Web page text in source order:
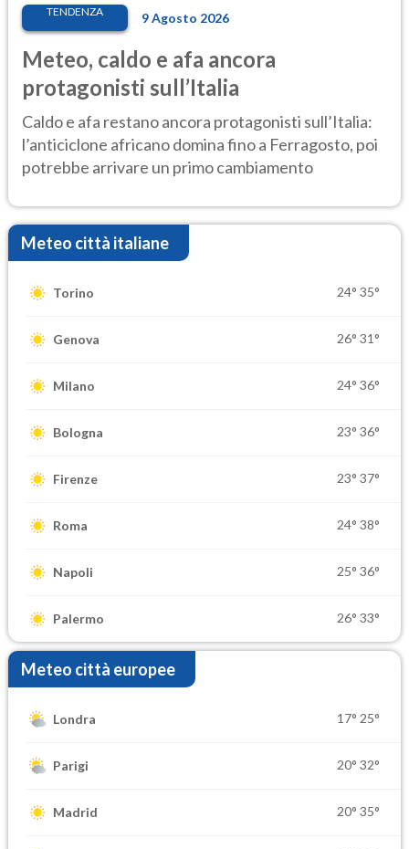
TENDENZA 9 Agosto 2026
Meteo, caldo e afa ancora
protagonisti sull’Italia
Caldo e afa restano ancora protagonisti sull’Italia:
l’anticiclone africano domina fino a Ferragosto, poi
potrebbe arrivare un primo cambiamento
Meteo città italiane
Torino 24° 35°
Genova 26° 31°
Milano 24° 36°
Bologna 23° 36°
Firenze 23° 37°
Roma 24° 38°
Napoli 25° 36°
Palermo 26° 33°
Meteo città europee
Londra 17° 25°
Parigi 20° 32°
Madrid 20° 35°